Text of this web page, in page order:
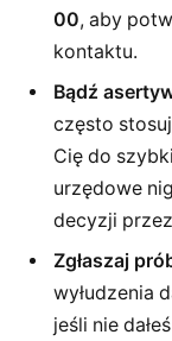
00, aby
kontaktu.
Bądź
często
Cię do
urzędowe
decyzji
Zgłaszaj
wyłudzenia
jeśli nie